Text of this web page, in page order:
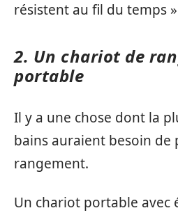
résistent au fil du temps
2. Un chariot de
portable
Il y a une chose dont la
bains auraient besoin de
rangement.
Un chariot portable avec